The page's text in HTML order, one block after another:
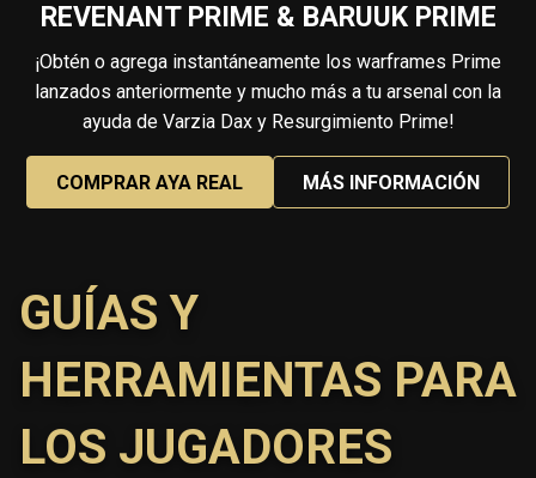
REVENANT PRIME & BARUUK PRIME
¡Obtén o agrega instantáneamente los warframes Prime
lanzados anteriormente y mucho más a tu arsenal con la
ayuda de Varzia Dax y Resurgimiento Prime!
COMPRAR AYA REAL MÁS INFORMACIÓN
GUÍAS Y
HERRAMIENTAS PARA
LOS JUGADORES